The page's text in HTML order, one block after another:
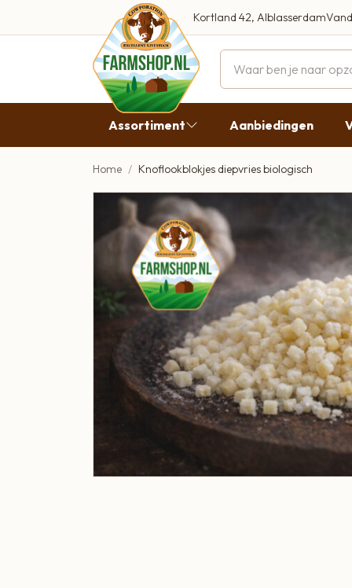
Kortland 42, Alblasserdam
Woensdag
Vrijdag
Zaterdag
Assortiment
Vlees
Broodbeleg & Worst
Boeren Zuivel
Boeren Roomijs
Desembrood
Boeren Kaas
Dranken
Aanbiedingen
Home Knoflookblokjes diepvries biologisch